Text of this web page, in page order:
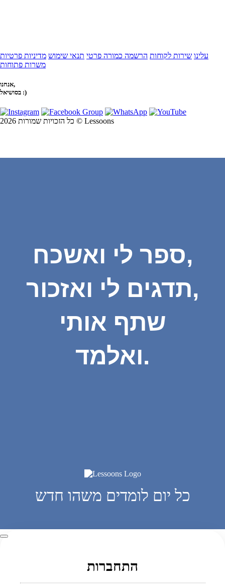
עלינו שירות לקוחות הרשמה כמורה פרטי תנאי שימוש מדיניות פרטיות
משרות פתוחות
אנחנו,
בסושיאל :)
כל הזכויות שמורות 2026 © Lessoons
ספר לי ואשכח,
תדגים לי ואזכור,
שתף אותי
ואלמד.
כל יום לומדים משהו חדש
התחברות